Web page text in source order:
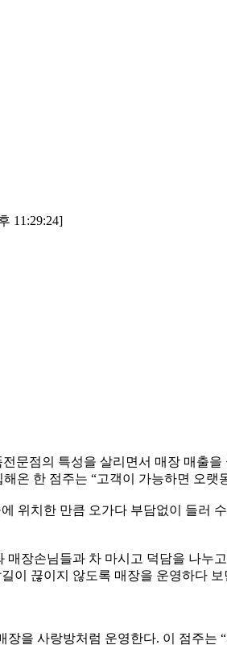
11:29:24]
전문점의 특성을 살리면서 매장 매출
온 한 점주는 “고객이 가능하면 오랫
위치한 만큼 오가다 부담없이 들러
장손님들과 차 마시고 덕담을 나
이 끊이지 않도록 매장을 운영하다
을 사랑방처럼 운영한다. 이 점주